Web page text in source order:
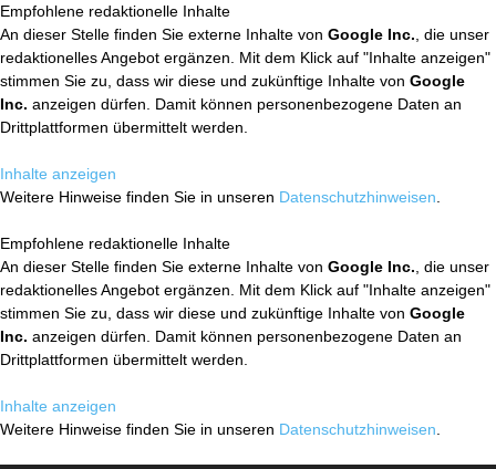
Empfohlene redaktionelle Inhalte
An dieser Stelle finden Sie externe Inhalte von Google Inc. , die unser
redaktionelles Angebot ergänzen. Mit dem Klick auf "Inhalte anzeigen"
stimmen Sie zu, dass wir diese und zukünftige Inhalte von Google
Inc. anzeigen dürfen. Damit können personenbezogene Daten an
Drittplattformen übermittelt werden.
Inhalte anzeigen
Weitere Hinweise finden Sie in unseren Datenschutzhinweisen
Empfohlene redaktionelle Inhalte
An dieser Stelle finden Sie externe Inhalte von Google Inc. , die unser
redaktionelles Angebot ergänzen. Mit dem Klick auf "Inhalte anzeigen"
stimmen Sie zu, dass wir diese und zukünftige Inhalte von Google
Inc. anzeigen dürfen. Damit können personenbezogene Daten an
Drittplattformen übermittelt werden.
Inhalte anzeigen
Weitere Hinweise finden Sie in unseren Datenschutzhinweisen